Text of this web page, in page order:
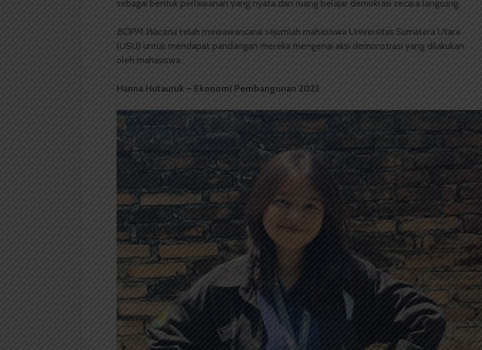
sebagai bentuk perlawanan yang nyata dan ruang belajar demokrasi secara langsung.
BOPM Wacana telah mewawancarai sejumlah mahasiswa Universitas Sumatera Utara
(USU) untuk mendapat pandangan mereka mengenai aksi demonstrasi yang dilakukan
oleh mahasiswa.
Hanna Hutauruk – Ekonomi Pembangunan 2023